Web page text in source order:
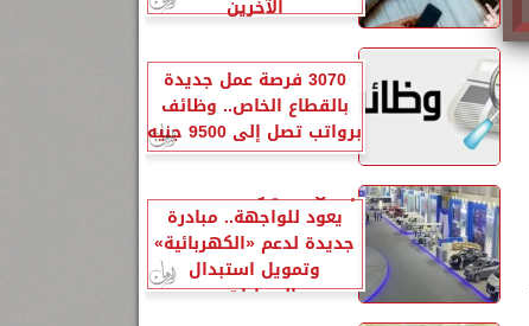
الآخرين
3070 فرصة عمل جديدة
بالقطاع الخاص.. وظائف
برواتب تصل إلى 9500 جنيه
إحلال السيارات المتهالكة
يعود للواجهة.. مبادرة
جديدة لدعم «الكهربائية»
وتمويل استبدال
السيارات...